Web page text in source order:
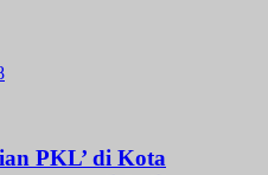
PKL’ di Kota